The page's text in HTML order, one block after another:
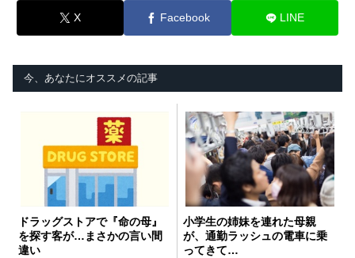
X Facebook LINE
今、あなたにオススメの記事
ドラッグストアで『命の母』
を探す客が…まさかの言い間
違い
小学生の姉妹を連れた母親
が、通勤ラッシュの電車に乗
ってきて…